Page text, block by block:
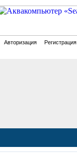
Авторизация Регистрация